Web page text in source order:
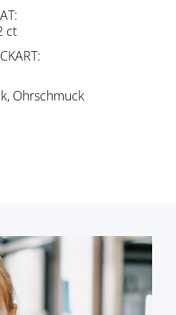
ct
Ohrschmuck